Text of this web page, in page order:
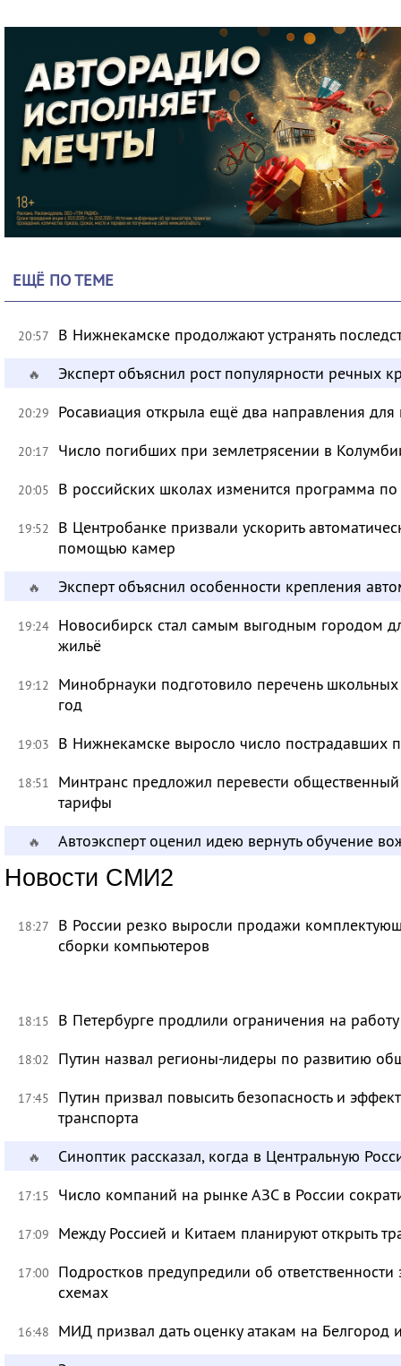
ЕЩЁ ПО ТЕМЕ
20:57 В Нижнекамске продолжают устранять
🔥 Эксперт объяснил рост популярности речных
20:29 Росавиация открыла ещё два направления
20:17 Число погибших при землетрясении в
20:05 В российских школах изменится программа
19:52
В Центробанке призвали ускорить
помощью камер
🔥 Эксперт объяснил особенности крепления
19:24 Новосибирск стал самым выгодным городом
жильё
19:12
Минобрнауки подготовило перечень
год
19:03 В Нижнекамске выросло число пострадавших
18:51
Минтранс предложил перевести
тарифы
🔥 Автоэксперт оценил идею вернуть обучение
Новости СМИ2
18:27
В России резко выросли продажи
сборки компьютеров
18:15 В Петербурге продлили ограничения на
18:02 Путин назвал регионы-лидеры по развитию
17:45
Путин призвал повысить безопасность и
транспорта
🔥 Синоптик рассказал, когда в Центральную
17:15 Число компаний на рынке АЗС в России
17:09 Между Россией и Китаем планируют открыть
17:00
Подростков предупредили об
схемах
16:48 МИД призвал дать оценку атакам на Белгород